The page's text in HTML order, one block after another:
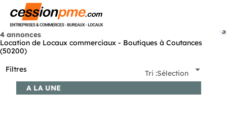
4 annonces
Location de Locaux commerciaux - Boutiques à Coutances
(50200)
Filtres
3
Tri :Sélection
A LA UNE